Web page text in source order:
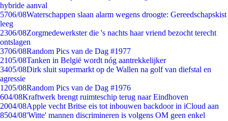
hybride aanval
5706/08Waterschappen slaan alarm wegens droogte: Gereedschapskist
leeg
2306/08Zorgmedewerkster die 's nachts haar vriend bezocht terecht
ontslagen
3706/08Random Pics van de Dag #1977
2105/08Tanken in België wordt nóg aantrekkelijker
3405/08Dirk sluit supermarkt op de Wallen na golf van diefstal en
agressie
1205/08Random Pics van de Dag #1976
604/08Kraftwerk brengt ruimteschip terug naar Eindhoven
2004/08Apple vecht Britse eis tot inbouwen backdoor in iCloud aan
8504/08'Witte' mannen discrimineren is volgens OM geen enkel